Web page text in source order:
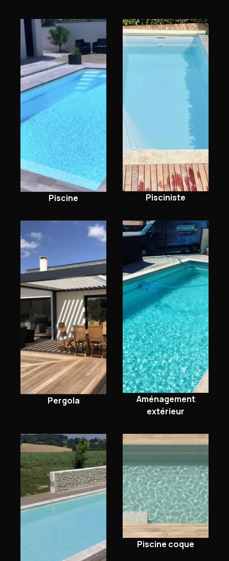
Piscine Pisciniste
Pergola
Aménagement
extérieur
Piscine coque